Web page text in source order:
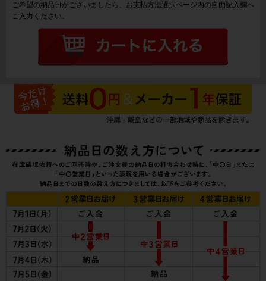
ご希望の納品日がございましたら、お支払方法選択ページ内の自由記入欄へ
ご入力ください。